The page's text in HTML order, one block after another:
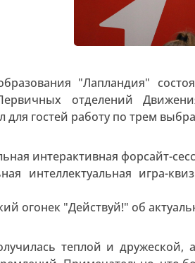
"Лапландия"
отделений
для гостей работу по трем
интерактивная форсайт-
интеллектуальная игра-
огонек "Действуй!" об
теплой и